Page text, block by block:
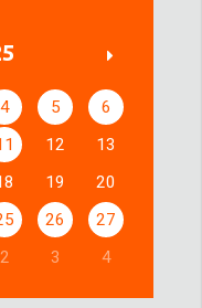
4 5
6
12
13
19
20
26
27
2 3 4